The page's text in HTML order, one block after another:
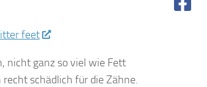
feet
nicht ganz so viel wie Fett
schädlich für die Zähne.